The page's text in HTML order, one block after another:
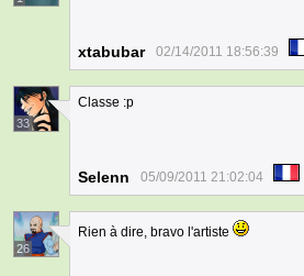
xtabubar 02/14/2011 18:56:39
33
Classe :p
Selenn 05/09/2011 21:02:04
26
Rien à dire, bravo l'artiste